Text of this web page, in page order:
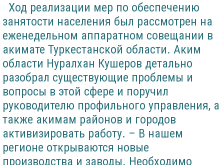
Ход реализации мер по обеспечению
занятости населения был рассмотрен на
еженедельном аппаратном совещании в
акимате Туркестанской области. Аким
области Нуралхан Кушеров детально
разобрал существующие проблемы и
вопросы в этой сфере и поручил
руководителю профильного управления, а
также акимам районов и городов
активизировать работу. – В нашем
регионе открываются новые
производства и заводы. Необходимо